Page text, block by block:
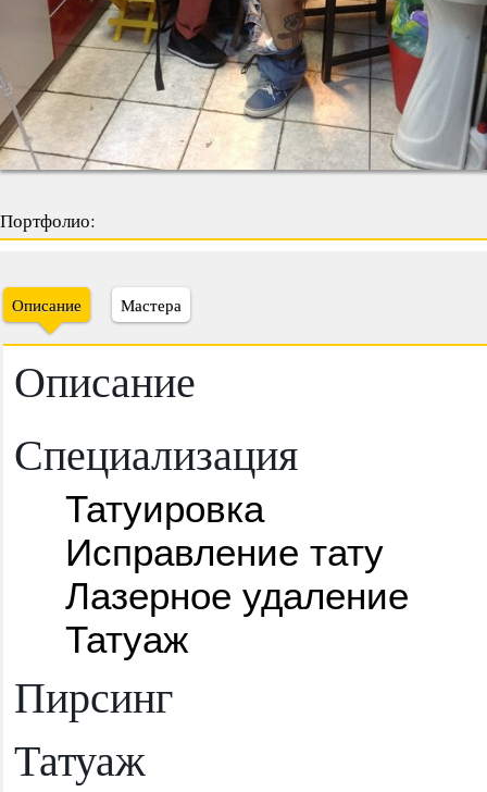
Портфолио:
Описание Мастера
Описание
Специализация
Татуировка
Исправление тату
Лазерное удаление
Татуаж
Пирсинг
Татуаж